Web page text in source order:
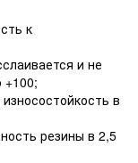
к
и не
+100;
в
резины в 2,5